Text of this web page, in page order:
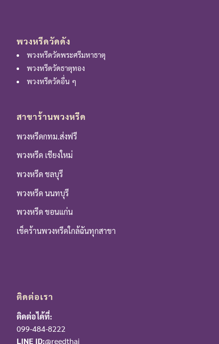
พวงหรีดวัดดัง
พวงหรีดวัดพระศรีมหาธาตุ
พวงหรีดวัดธาตุทอง
พวงหรีดวัดอื่น ๆ
สาขาร้านพวงหรีด
พวงหรีดกทม.ส่งฟรี
พวงหรีด เชียงใหม่
พวงหรีด ชลบุรี
พวงหรีด นนทบุรี
พวงหรีด ขอนแก่น
เช็คร้านพวงหรีดใกล้ฉันทุกสาขา
ติดต่อเรา
ติดต่อได้ที่:
099-484-8222
LINE ID:@reedthai